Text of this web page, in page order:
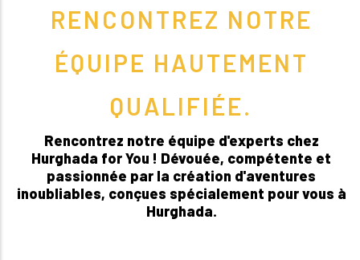
RENCONTREZ NOTRE
ÉQUIPE HAUTEMENT
QUALIFIÉE.
Rencontrez notre équipe d'experts chez
Hurghada for You ! Dévouée, compétente et
passionnée par la création d'aventures
inoubliables, conçues spécialement pour vous à
Hurghada.